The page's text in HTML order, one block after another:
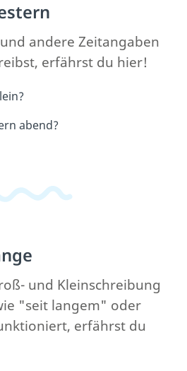
andere Zeitangaben
erfährst du hier!
abend?
und Kleinschreibung
"seit langem" oder
erfährst du